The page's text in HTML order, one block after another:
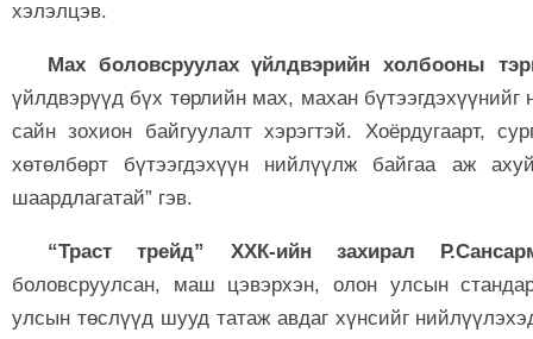
хэлэлцэв.
Мах боловсруулах үйлдвэрийн холбооны
үйлдвэрүүд бүх төрлийн мах, махан бүтээгдэхүүнийг
сайн зохион байгуулалт хэрэгтэй. Хоёрдугаарт,
хөтөлбөрт бүтээгдэхүүн нийлүүлж байгаа аж
шаардлагатай” гэв.
“Траст трейд” ХХК-ийн захирал
боловсруулсан, маш цэвэрхэн, олон улсын
улсын төслүүд шууд татаж авдаг хүнсийг